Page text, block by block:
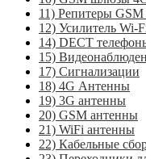
11) Репитеры
12) Усилитель Wi-
14) DECT
15)
17) Сигнализации
18) 4G Антенны
19) 3G антенны
20) GSM антенны
21) WiFi антенны
22) Кабельные